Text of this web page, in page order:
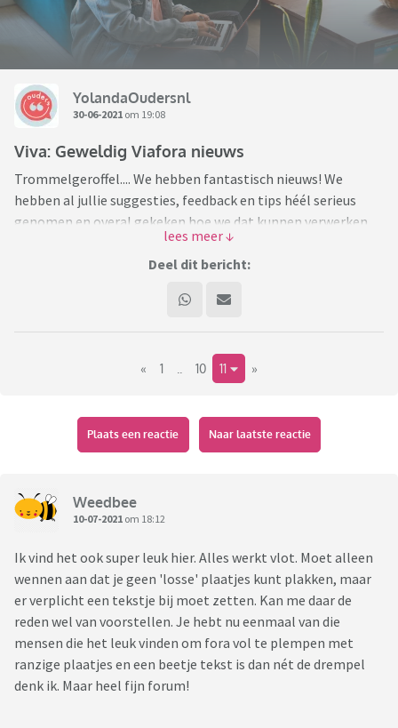
YolandaOudersnl
30-06-2021 om 19:08
Viva: Geweldig Viafora nieuws
Trommelgeroffel.... We hebben fantastisch nieuws! We
hebben al jullie suggesties, feedback en tips héél serieus
genomen en overal gekeken hoe we dat kunnen verwerken
op Viafora. Zo ook het verzoek om smilies te
implementeren. Check, gefixt. Maar een specifieker verzoek
Maaike vindt Viafora een geweldig initiatief en is heel blij dat
de community op deze manier kan blijven bestaan. Dus ook
de Maaike smilies verhuizen we gewoon mee naar Viafora.
Dat voelt pas als thuis komen
Deel dit bericht:
« 1 10 11 »
Plaats een reactie Naar laatste reactie
Weedbee
10-07-2021 om 18:12
Ik vind het ook super leuk hier. Alles werkt vlot. Moet alleen
wennen aan dat je geen 'losse' plaatjes kunt plakken, maar
er verplicht een tekstje bij moet zetten. Kan me daar de
reden wel van voorstellen. Je hebt nu eenmaal van die
mensen die het leuk vinden om fora vol te plempen met
ranzige plaatjes en een beetje tekst is dan nét de drempel
denk ik. Maar heel fijn forum!